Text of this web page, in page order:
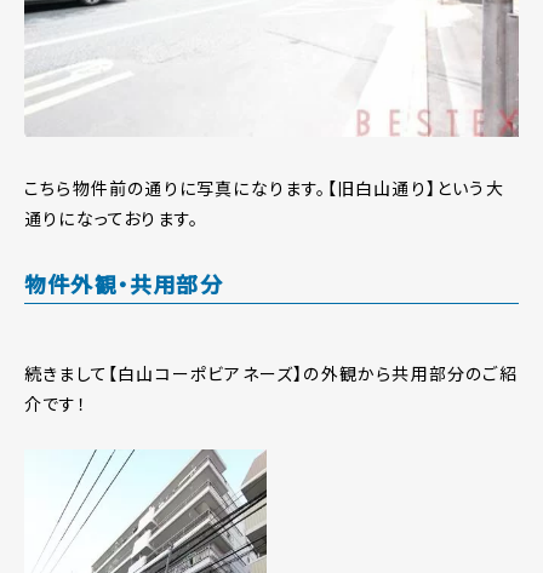
こちら物件前の通りに写真になります。【旧白山通り】という大
通りになっております。
物件外観・共用部分
続きまして【白山コーポビアネーズ】の外観から共用部分のご紹
介です！